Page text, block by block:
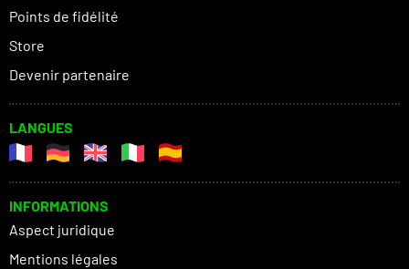
Points de fidélité
Store
Devenir partenaire
LANGUES
INFORMATIONS
Aspect juridique
Mentions légales